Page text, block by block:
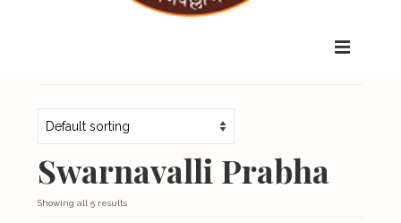
About Us
Organizations
Initiatives
Swarnavalli Prabha
Showing all 5 results